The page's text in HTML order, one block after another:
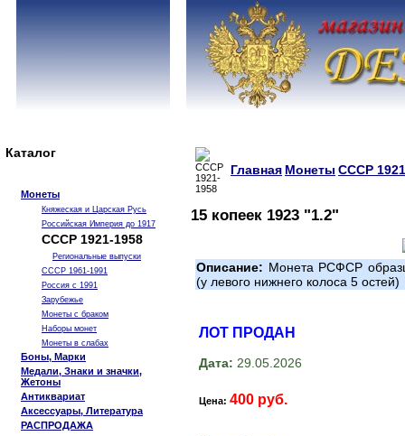
Каталог
Монеты
Княжеская и Царская Русь
Российская Империя до 1917
СССР 1921-1958
Региональные выпуски
СССР 1961-1991
Россия с 1991
Зарубежье
Монеты с браком
Наборы монет
Монеты в слабах
Боны, Марки
Медали, Знаки и значки,
Жетоны
Антиквариат
Аксессуары, Литература
РАСПРОДАЖА
Главная Монеты СССР
15 копеек 1923 "1.2"
Описание: Монета РСФСР
(у левого нижнего колоса 5 остей)
ЛОТ ПРОДАН
Дата: 29.05.2026
Цена: 400 руб.